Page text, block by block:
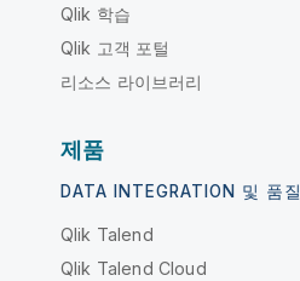
Qlik 학습
Qlik 고객 포털
리소스 라이브러리
제품
DATA INTEGRATION 및 품질
Qlik Talend
Qlik Talend Cloud